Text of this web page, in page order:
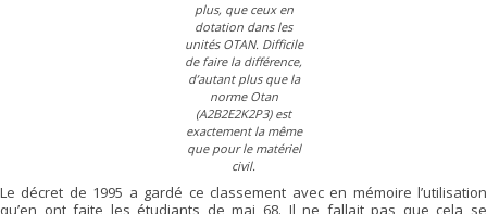
plus, que ceux en
dotation dans les
unités OTAN. Difficile
de faire la différence,
d’autant plus que la
norme Otan
(A2B2E2K2P3) est
exactement la même
que pour le matériel
civil.
Le décret de 1995 a gardé ce classement avec en mémoire l’utilisation
qu’en ont faite les étudiants de mai 68. Il ne fallait pas que cela se